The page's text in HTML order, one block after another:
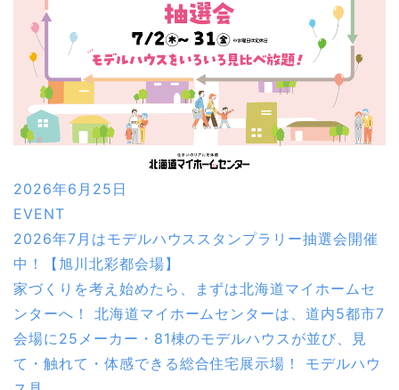
2026年6月25日
EVENT
2026年7月はモデルハウススタンプラリー抽選会開催
中！【旭川北彩都会場】
家づくりを考え始めたら、まずは北海道マイホームセ
ンターへ！ 北海道マイホームセンターは、道内5都市7
会場に25メーカー・81棟のモデルハウスが並び、見
て・触れて・体感できる総合住宅展示場！ モデルハウ